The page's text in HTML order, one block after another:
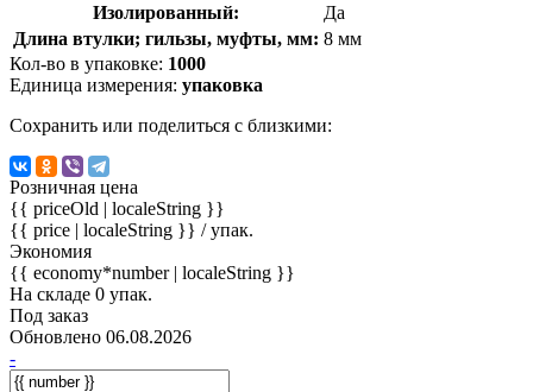
Изолированный:
Да
Длина втулки; гильзы, муфты, мм: 8 мм
Кол-во в упаковке: 1000
Единица измерения: упаковка
Сохранить или поделиться с близкими:
Розничная цена
{{ priceOld | localeString }}
{{ price | localeString }} / упак.
Экономия
{{ economy*number | localeString }}
На складе 0 упак.
Под заказ
Обновлено 06.08.2026
-